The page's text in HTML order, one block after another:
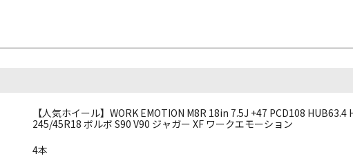
【人気ホイール】WORK EMOTION M8R 18in 7.5J +47 PCD108 HUB63.4
245/45R18 ボルボ S90 V90 ジャガー XF ワークエモーション
4本